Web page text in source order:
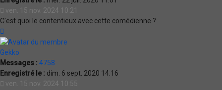
ven. 15 nov. 2024 10:21
C'est quoi le contentieux avec cette comédienne ?
Gekko
Messages : 4758
Enregistré le : dim. 6 sept. 2020 14:16
ven. 15 nov. 2024 10:55